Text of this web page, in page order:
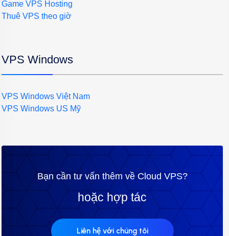
Game VPS Hosting
Thuê VPS theo giờ
VPS Windows
VPS Windows Việt Nam
VPS Windows US Mỹ
Bạn cần tư vấn thêm về Cloud VPS?
hoặc hợp tác
Liên hệ với chúng tôi